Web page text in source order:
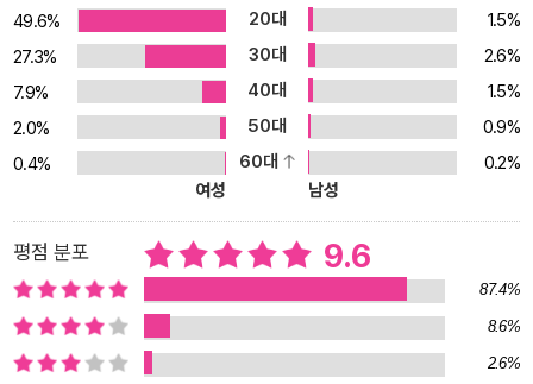
으로 알려진 젊은 작가로는 놀라운 행보다. 이러한 이력은 그의 만화
를 읽어보면 알 수 있다. BL(Boys Love)만화를 읽으며 창작을 시작
했다는 작가는 “사랑은 사람에 따라 다양한 형태, 크기, 경계가 있다.
저마다의 사랑을 장르로 나눌 필요가 있을까”라고 잡지 『코믹 다빈
치』(카도카와)와의 인터뷰에서 이야기한 바 있다. 그런 그가 그리는
소년들의 관계는 우정 이상의 설렘을 품고 있다. 하나로 정의할 수 없
는 이 설렘은 한 사람을 향한 무궁하고도 순수한 호기심에 가깝다. 작
품 구석에 그려진 인물들의 미세한 표정, 유연함과 나른함이 느껴지
는 연출, 독특한 화풍으로 그려진 미형의 소년들에서는 탄탄한 표현
력이 느껴진다. 여기에 빙그레하고 저절로 웃음 지어지는 시시콜콜한
유머까지. ’일본만화의 새로운 세대‘라는 평가가 손색없는 밀레니얼
신인 작가의 새로운 감각을 『빠졌어, 너에게』에서 느껴보자.
49.6%
20대
1.5%
27.3%
30대
2.6%
7.9%
40대
1.5%
2.0%
50대
0.9%
0.4%
60대
0.2%
여성
남성
평점 분포 9.6
87.4%
8.6%
2.6%